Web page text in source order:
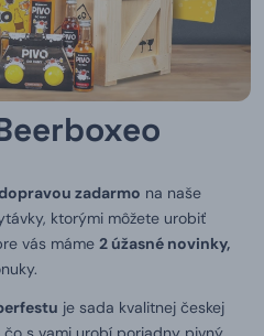
zadarmo na naše
ktorými môžete urobiť
vás máme 2 úžasné novinky,
je sada kvalitnej českej